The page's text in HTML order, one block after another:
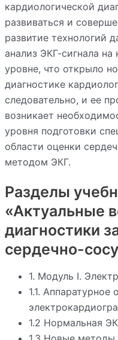
кардиологической
развиваться и
развитие технологий
анализ ЭКГ-сигнала
уровне, что открыло
диагностике
следовательно, и ее
возникает
уровня подготовки
области оценки
методом ЭКГ.
Разделы
«Актуальные
диагностики
сердечно-
1. Модуль I.
1.1. Аппаратурное
1.2 Нормальная